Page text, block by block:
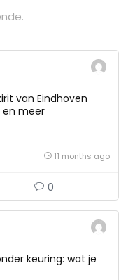
van Eindhoven
meer
11 months ago
0
keuring: wat je